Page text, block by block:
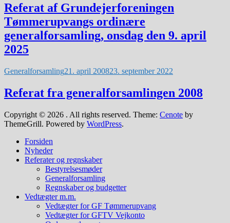
Referat af Grundejerforeningen
Tømmerupvangs ordinære
generalforsamling, onsdag den 9. april
2025
Generalforsamling21. april 200823. september 2022
Referat fra generalforsamlingen 2008
Copyright © 2026 . All rights reserved. Theme: Cenote by
ThemeGrill. Powered by WordPress.
Forsiden
Nyheder
Referater og regnskaber
Bestyrelsesmøder
Generalforsamling
Regnskaber og budgetter
Vedtægter m.m.
Vedtægter for GF Tømmerupvang
Vedtægter for GFTV Vejkonto